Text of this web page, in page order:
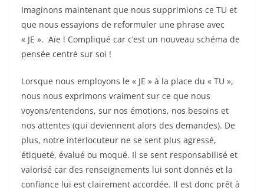
Imaginons maintenant que nous supprimions ce TU et
que nous essayions de reformuler une phrase avec
« JE ». Aïe ! Compliqué car c’est un nouveau schéma de
pensée centré sur soi !
Lorsque nous employons le « JE » à la place du « TU »,
nous nous exprimons vraiment sur ce que nous
voyons/entendons, sur nos émotions, nos besoins et
nos attentes (qui deviennent alors des demandes). De
plus, notre interlocuteur ne se sent plus agressé,
étiqueté, évalué ou moqué. Il se sent responsabilisé et
valorisé car des renseignements lui sont donnés et la
confiance lui est clairement accordée. Il est donc prêt à